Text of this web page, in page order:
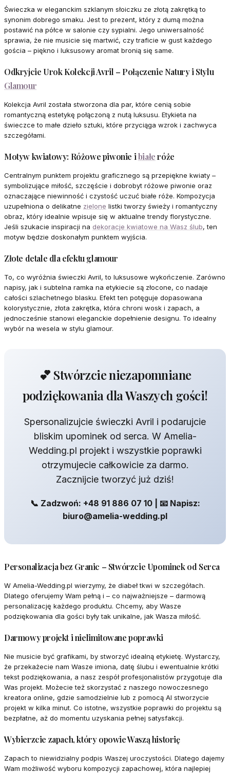
Świeczka w eleganckim szklanym słoiczku ze złotą zakrętką to
synonim dobrego smaku. Jest to prezent, który z dumą można
postawić na półce w salonie czy sypialni. Jego uniwersalność
sprawia, że nie musicie się martwić, czy traficie w gust każdego
gościa – piękno i luksusowy aromat bronią się same.
Odkryjcie Urok Kolekcji Avril – Połączenie Natury i Stylu
Glamour
Kolekcja Avril została stworzona dla par, które cenią sobie
romantyczną estetykę połączoną z nutą luksusu. Etykieta na
świeczce to małe dzieło sztuki, które przyciąga wzrok i zachwyca
szczegółami.
Motyw kwiatowy: Różowe piwonie ibiałeróże
Centralnym punktem projektu graficznego są przepiękne kwiaty –
symbolizujące miłość, szczęście i dobrobyt różowe piwonie oraz
oznaczające niewinność i czystość uczuć białe róże. Kompozycja
uzupełniona o delikatne zielone listki tworzy świeży i romantyczny
obraz, który idealnie wpisuje się w aktualne trendy florystyczne.
Jeśli szukacie inspiracji na dekoracje kwiatowe na Wasz ślub, ten
motyw będzie doskonałym punktem wyjścia.
Złote detale dla efektu glamour
To, co wyróżnia świeczki Avril, to luksusowe wykończenie. Zarówno
napisy, jak i subtelna ramka na etykiecie są złocone, co nadaje
całości szlachetnego blasku. Efekt ten potęguje dopasowana
kolorystycznie, złota zakrętka, która chroni wosk i zapach, a
jednocześnie stanowi eleganckie dopełnienie designu. To idealny
wybór na wesela w stylu glamour.
💕 Stwórzcie niezapomniane
podziękowania dla Waszych gości!
Spersonalizujcie świeczki Avril i podarujcie
bliskim upominek od serca. W Amelia-
Wedding.pl projekt i wszystkie poprawki
otrzymujecie całkowicie za darmo.
Zacznijcie tworzyć już dziś!
📞 Zadzwoń: +48 91 886 07 10 | 📧 Napisz:
biuro@amelia-wedding.pl
Personalizacja bez Granic – Stwórzcie Upominek od Serca
W Amelia-Wedding.pl wierzymy, że diabeł tkwi w szczegółach.
Dlatego oferujemy Wam pełną i – co najważniejsze – darmową
personalizację każdego produktu. Chcemy, aby Wasze
podziękowania dla gości były tak unikalne, jak Wasza miłość.
Darmowy projekt i nielimitowane poprawki
Nie musicie być grafikami, by stworzyć idealną etykietę. Wystarczy,
że przekażecie nam Wasze imiona, datę ślubu i ewentualnie krótki
tekst podziękowania, a nasz zespół profesjonalistów przygotuje dla
Was projekt. Możecie też skorzystać z naszego nowoczesnego
kreatora online, gdzie samodzielnie lub z pomocą AI stworzycie
projekt w kilka minut. Co istotne, wszystkie poprawki do projektu są
bezpłatne, aż do momentu uzyskania pełnej satysfakcji.
Wybierzcie zapach, który opowie Waszą historię
Zapach to niewidzialny podpis Waszej uroczystości. Dlatego dajemy
Wam możliwość wyboru kompozycji zapachowej, która najlepiej